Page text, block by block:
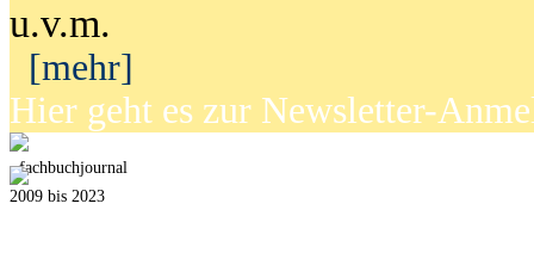
u.v.m.
[mehr]
Hier geht es zur Newsletter-
fachbuchjournal
2009 bis 2023